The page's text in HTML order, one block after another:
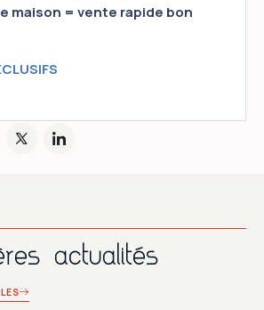
maison = vente rapide bon
actualités